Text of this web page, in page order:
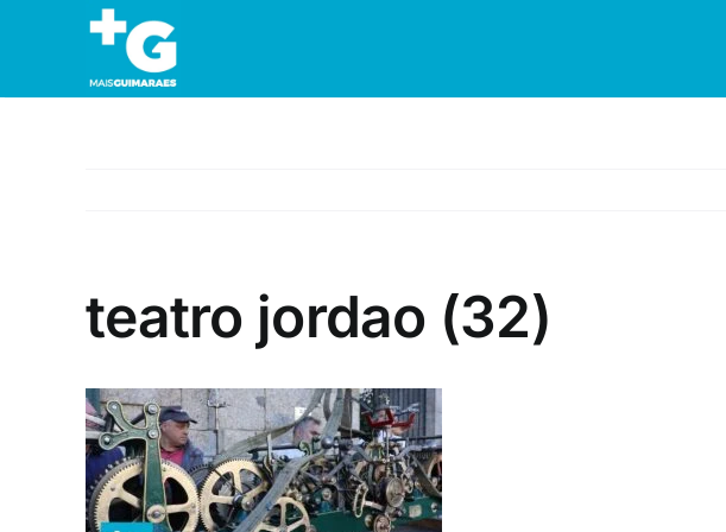
teatro jordao (32)